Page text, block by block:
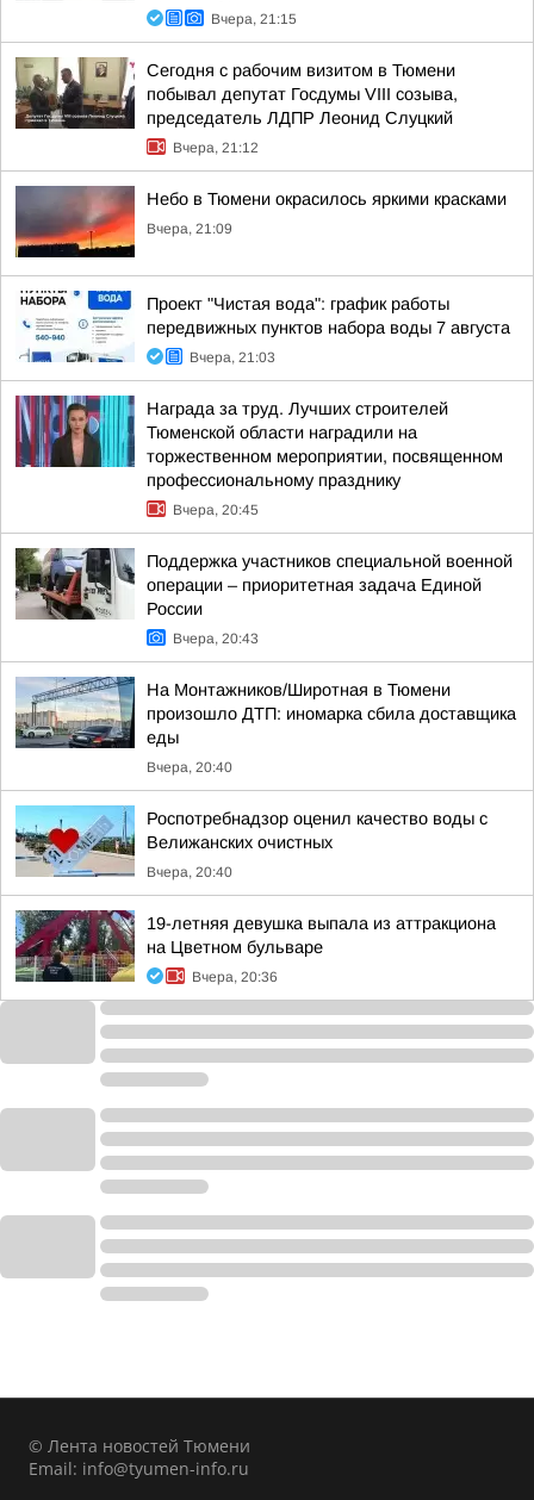
Вчера, 21:15
Сегодня с рабочим визитом в Тюмени
побывал депутат Госдумы VIII созыва,
председатель ЛДПР Леонид Слуцкий
Вчера, 21:12
Небо в Тюмени окрасилось яркими красками
Вчера, 21:09
Проект "Чистая вода": график работы
передвижных пунктов набора воды 7 августа
Вчера, 21:03
Награда за труд. Лучших строителей
Тюменской области наградили на
торжественном мероприятии, посвященном
профессиональному празднику
Вчера, 20:45
Поддержка участников специальной военной
операции – приоритетная задача Единой
России
Вчера, 20:43
На Монтажников/Широтная в Тюмени
произошло ДТП: иномарка сбила доставщика
еды
Вчера, 20:40
Роспотребнадзор оценил качество воды с
Велижанских очистных
Вчера, 20:40
19-летняя девушка выпала из аттракциона
на Цветном бульваре
Вчера, 20:36
© Лента новостей Тюмени
Email: info@tyumen-info.ru